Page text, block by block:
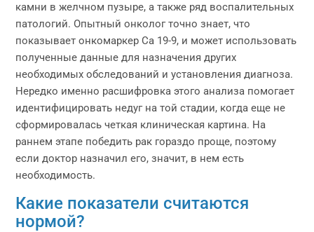
камни в желчном пузыре, а также ряд воспалительных
патологий. Опытный онколог точно знает, что
показывает онкомаркер Са 19-9, и может использовать
полученные данные для назначения других
необходимых обследований и установления диагноза.
Нередко именно расшифровка этого анализа помогает
идентифицировать недуг на той стадии, когда еще не
сформировалась четкая клиническая картина. На
раннем этапе победить рак гораздо проще, поэтому
если доктор назначил его, значит, в нем есть
необходимость.
Какие показатели считаются
нормой?